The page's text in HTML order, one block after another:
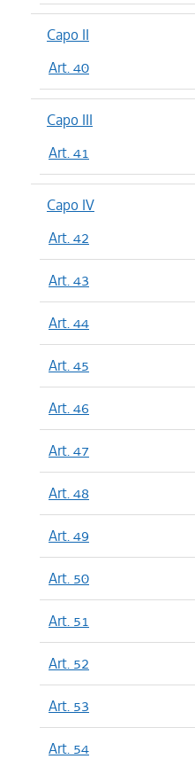
Capo II
Art. 40
Capo III
Art. 41
Capo IV
Art. 42
Art. 43
Art. 44
Art. 45
Art. 46
Art. 47
Art. 48
Art. 49
Art. 50
Art. 51
Art. 52
Art. 53
Art. 54